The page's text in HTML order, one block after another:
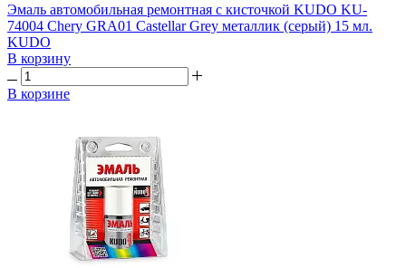
Эмаль автомобильная ремонтная с кисточкой KUDO KU-
74004 Chery GRA01 Castellar Grey металлик (серый) 15 мл.
KUDO
В корзину
В корзине